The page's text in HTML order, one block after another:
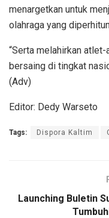
menargetkan untuk
olahraga yang
“Serta melahirkan
bersaing di tingkat
(Adv)
Editor: Dedy Warseto
Tags: Dispora Kaltim
Launching Buletin